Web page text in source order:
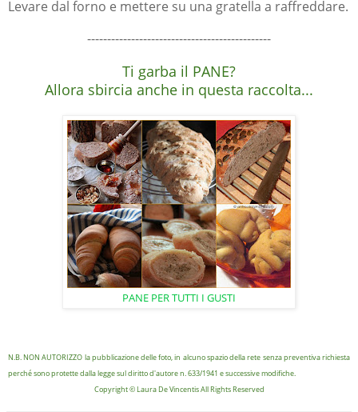
Levare dal forno e mettere su una gratella a raffreddare.
----------------------------------------------
Ti garba il PANE?
Allora sbircia anche in questa raccolta...
PANE PER TUTTI I GUSTI
N.B. NON AUTORIZZO la pubblicazione delle foto, in alcuno spazio della rete senza preventiva richiesta
perché sono protette dalla legge sul diritto d'autore n. 633/1941 e successive modifiche.
Copyright © Laura De Vincentis All Rights Reserved